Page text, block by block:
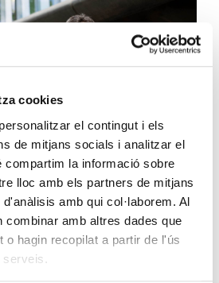
cookies
el contingut i els
de mitjans socials i analitzar el
compartim la informació sobre
lloc amb els partners de mitjans
amb qui col·laborem. Al
combinar amb altres dades que
o hagin recopilat a partir de l'ús
serveis.
de Creand Wealth Management
explica: «En els últims anys, a
sobretot oferint servei de family
familiars i institucions, i també
single family office. El nostre pla